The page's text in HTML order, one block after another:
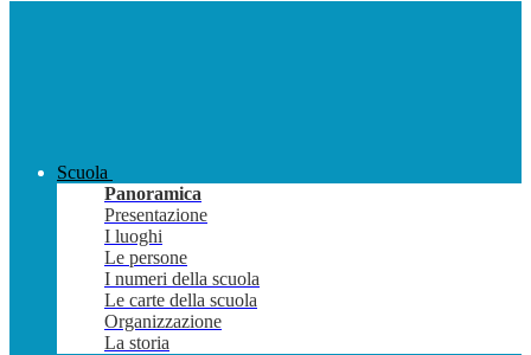
Scuola
Panoramica
Presentazione
I luoghi
Le persone
I numeri della scuola
Le carte della scuola
Organizzazione
La storia